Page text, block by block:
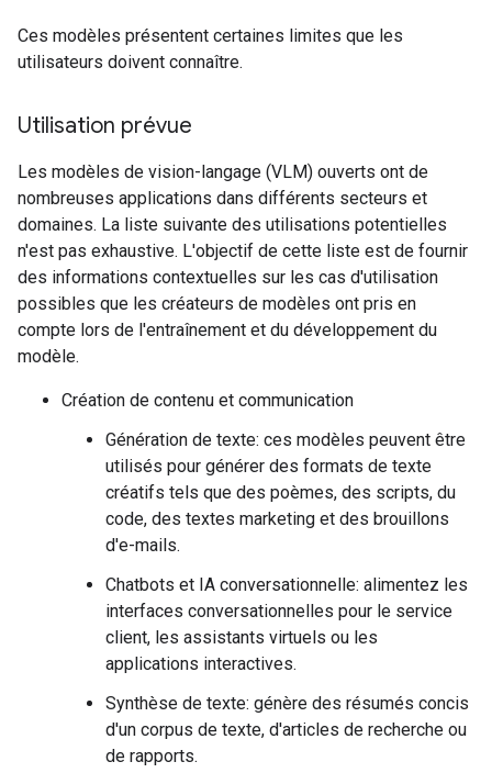
Ces modèles présentent certaines limites que les
utilisateurs doivent connaître.
Utilisation prévue
Les modèles de vision-langage (VLM) ouverts ont de
nombreuses applications dans différents secteurs et
domaines. La liste suivante des utilisations potentielles
n'est pas exhaustive. L'objectif de cette liste est de fournir
des informations contextuelles sur les cas d'utilisation
possibles que les créateurs de modèles ont pris en
compte lors de l'entraînement et du développement du
modèle.
Création de contenu et communication
Génération de texte: ces modèles peuvent être
utilisés pour générer des formats de texte
créatifs tels que des poèmes, des scripts, du
code, des textes marketing et des brouillons
d'e-mails.
Chatbots et IA conversationnelle: alimentez les
interfaces conversationnelles pour le service
client, les assistants virtuels ou les
applications interactives.
Synthèse de texte: génère des résumés concis
d'un corpus de texte, d'articles de recherche ou
de rapports.